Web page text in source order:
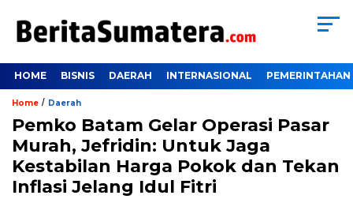
HOME BISNIS DAERAH INTERNASIONAL PEMERINTAHAN
Home / Daerah
Pemko Batam Gelar Operasi Pasar
Murah, Jefridin: Untuk Jaga
Kestabilan Harga Pokok dan Tekan
Inflasi Jelang Idul Fitri